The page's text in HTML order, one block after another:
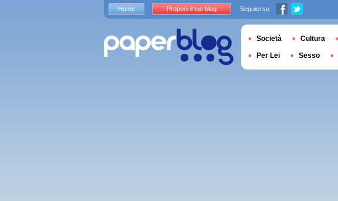
Home Proponi il tuo blog Seguici su
Società Cultura
Per Lei Sesso